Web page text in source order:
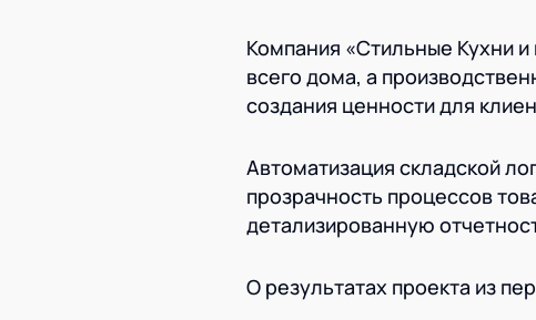
Компания «Стильные Кухни
всего дома, а
создания ценности для
Автоматизация складской
прозрачность процессов
детализированную
О результатах проекта из